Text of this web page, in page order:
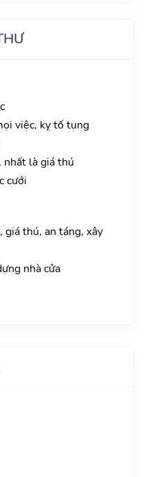
việc, kỵ tố tụng
là giá thú
cưới
giá thú, an táng, xây
nhà cửa